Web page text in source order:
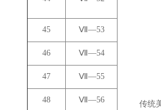
传统
45 Ⅶ—53
46 Ⅶ—54
47 Ⅶ—55
48 Ⅶ—56